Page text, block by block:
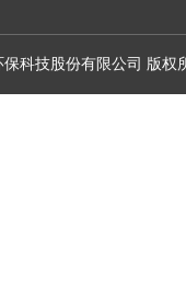
科技股份有限公司 版权